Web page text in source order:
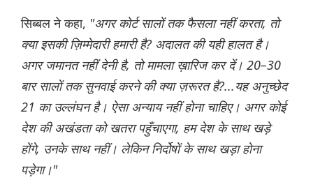
सिब्बल ने कहा, "अगर कोर्ट सालों तक फैसला नहीं करता, तो
क्या इसकी ज़िम्मेदारी हमारी है? अदालत की यही हालत है।
अगर जमानत नहीं देनी है, तो मामला ख़ारिज कर दें। 20–30
बार सालों तक सुनवाई करने की क्या ज़रूरत है?...यह अनुच्छेद
21 का उल्लंघन है। ऐसा अन्याय नहीं होना चाहिए। अगर कोई
देश की अखंडता को खतरा पहुँचाएगा, हम देश के साथ खड़े
होंगे, उनके साथ नहीं। लेकिन निर्दोषों के साथ खड़ा होना
पड़ेगा।"